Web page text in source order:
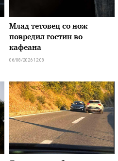
Млад тетовец со нож
повредил гостин во
кафеана
06/08/2026 12:08